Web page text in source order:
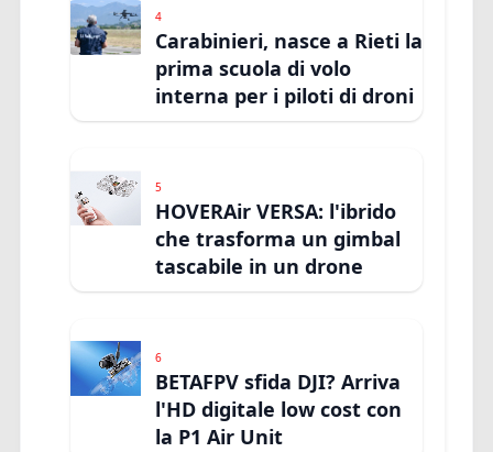
4
Carabinieri, nasce a Rieti la
prima scuola di volo
interna per i piloti di droni
5
HOVERAir VERSA: l'ibrido
che trasforma un gimbal
tascabile in un drone
6
BETAFPV sfida DJI? Arriva
l'HD digitale low cost con
la P1 Air Unit